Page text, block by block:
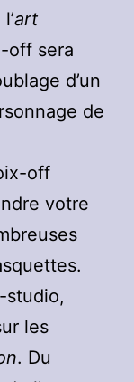
art
off sera
d’un
de
off
votre
studio,
les
. Du